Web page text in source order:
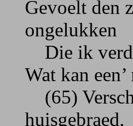
Gevoelt den
ongelukken
Die ik
Wat kan
(65)
huisgebraed,